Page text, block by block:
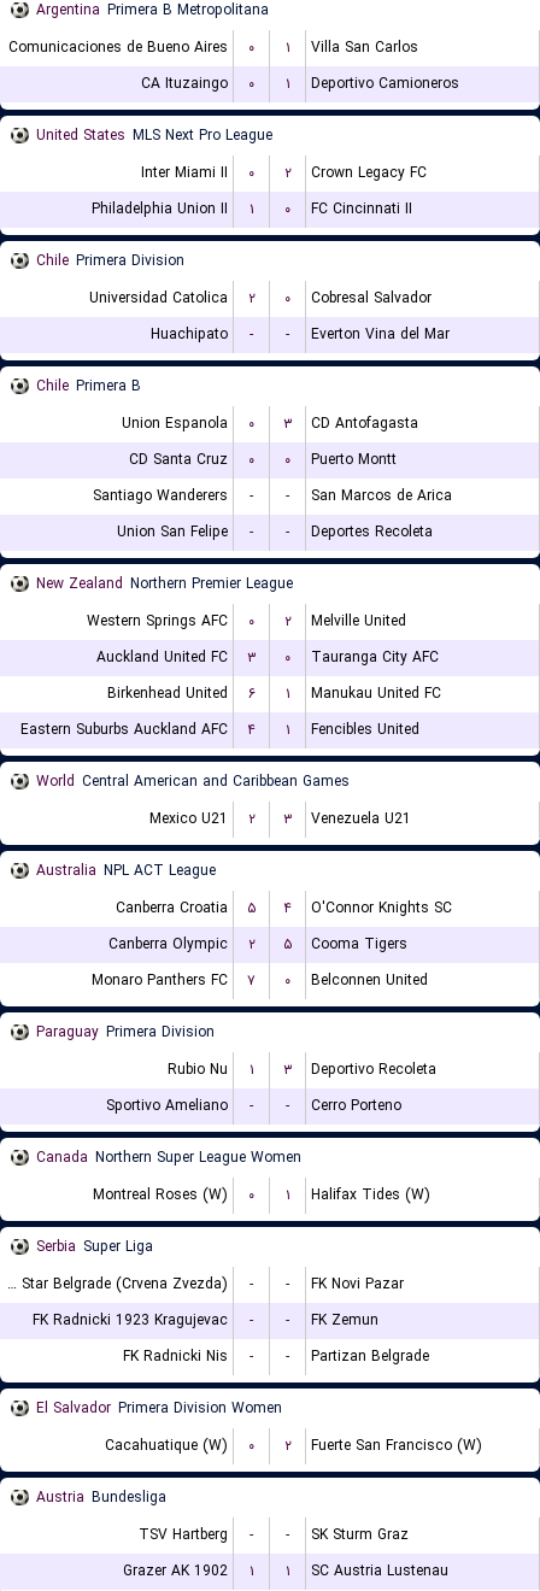
Argentina Primera B Metropolitana
Comunicaciones de Bueno Aires
۰ ۱
Villa San Carlos
CA Ituzaingo
۰ ۱ Deportivo Camioneros
United States MLS Next Pro League
Inter Miami II
۰ ۲
Crown Legacy FC
Philadelphia Union II
۱ ۰ FC Cincinnati II
Chile Primera Division
Universidad Catolica
۲ ۰
Cobresal Salvador
Huachipato
- - Everton Vina del Mar
Chile Primera B
Union Espanola
۰ ۳
CD Antofagasta
CD Santa Cruz
۰ ۰
Puerto Montt
Santiago Wanderers
- -
San Marcos de Arica
Union San Felipe
- - Deportes Recoleta
New Zealand Northern Premier League
Western Springs AFC
۰ ۲
Melville United
Auckland United FC
۳ ۰
Tauranga City AFC
Birkenhead United
۶ ۱
Manukau United FC
Eastern Suburbs Auckland AFC
۴ ۱ Fencibles United
World Central American and Caribbean Games
Mexico U21
۲ ۳ Venezuela U21
Australia NPL ACT League
Canberra Croatia
۵ ۴
O'Connor Knights SC
Canberra Olympic
۲ ۵
Cooma Tigers
Monaro Panthers FC
۷ ۰ Belconnen United
Paraguay Primera Division
Rubio Nu
۱ ۳
Deportivo Recoleta
Sportivo Ameliano
- - Cerro Porteno
Canada Northern Super League Women
Montreal Roses (W)
۰ ۱ Halifax Tides (W)
Serbia Super Liga
FK Red Star Belgrade (Crvena Zvezda)
- -
FK Novi Pazar
FK Radnicki 1923 Kragujevac
- -
FK Zemun
FK Radnicki Nis
- - Partizan Belgrade
El Salvador Primera Division Women
Cacahuatique (W)
۰ ۲ Fuerte San Francisco (W)
Austria Bundesliga
TSV Hartberg
- -
SK Sturm Graz
Grazer AK 1902
۱ ۱ SC Austria Lustenau